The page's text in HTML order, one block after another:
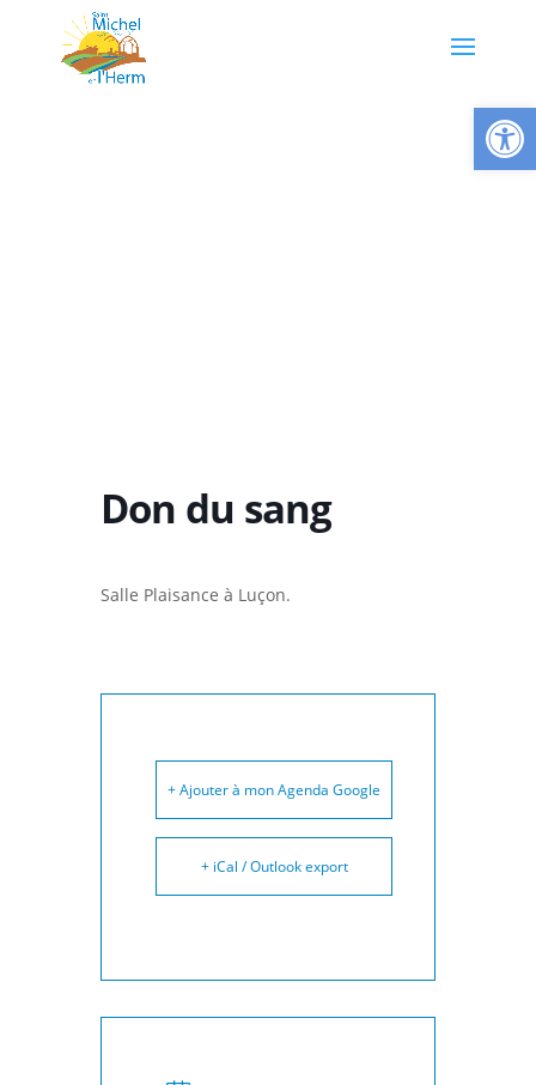
Don du sang
Salle Plaisance à Luçon.
+ Ajouter à mon Agenda Google
+ iCal / Outlook export
Ouvrir